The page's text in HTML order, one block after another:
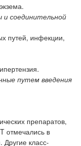
экзема.
соединительной
путей, инфекции,
путем введения
препаратов,
отмечались в
класс-